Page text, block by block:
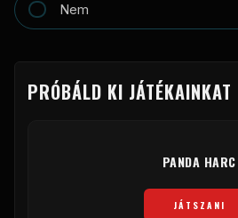
Nem
PRÓBÁLD KI JÁTÉKAINKAT
PANDA HARC
JÁTSZANI